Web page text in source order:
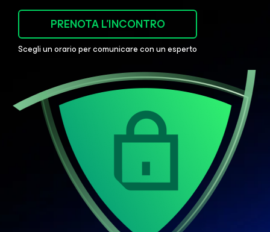
PRENOTA L'INCONTRO
Scegli un orario per comunicare con un esperto